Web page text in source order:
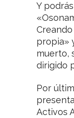
Y
propia»
muerto,
dirigido
Por
Activos